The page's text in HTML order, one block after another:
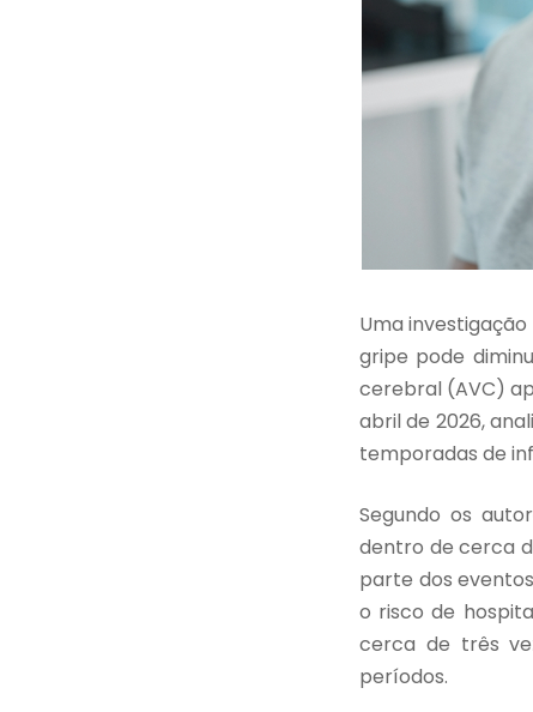
Uma
gripe pode
cerebral (AVC)
abril de 2026,
temporadas de
Segundo os
dentro de cerca
parte dos
o risco de
cerca de três
períodos.